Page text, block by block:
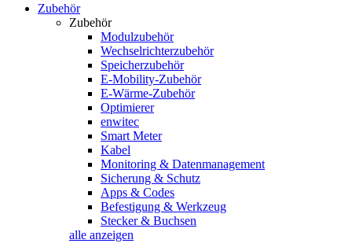
Zubehör
Zubehör
Modulzubehör
Wechselrichterzubehör
Speicherzubehör
E-Mobility-Zubehör
E-Wärme-Zubehör
Optimierer
enwitec
Smart Meter
Kabel
Monitoring & Datenmanagement
Sicherung & Schutz
Apps & Codes
Befestigung & Werkzeug
Stecker & Buchsen
alle anzeigen